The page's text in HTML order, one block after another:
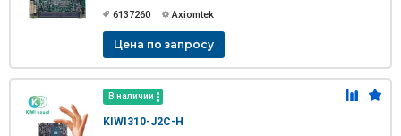
6137260 Axiomtek
Цена по запросу
В наличии
KIWI310-J2C-H